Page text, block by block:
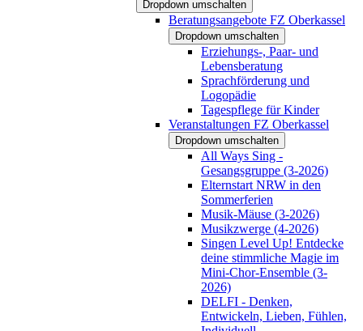
Dropdown umschalten
Beratungsangebote FZ Oberkassel
Dropdown umschalten
Erziehungs-, Paar- und
Lebensberatung
Sprachförderung und
Logopädie
Tagespflege für Kinder
Veranstaltungen FZ Oberkassel
Dropdown umschalten
All Ways Sing -
Gesangsgruppe (3-2026)
Elternstart NRW in den
Sommerferien
Musik-Mäuse (3-2026)
Musikzwerge (4-2026)
Singen Level Up! Entdecke
deine stimmliche Magie im
Mini-Chor-Ensemble (3-
2026)
DELFI - Denken,
Entwickeln, Lieben, Fühlen,